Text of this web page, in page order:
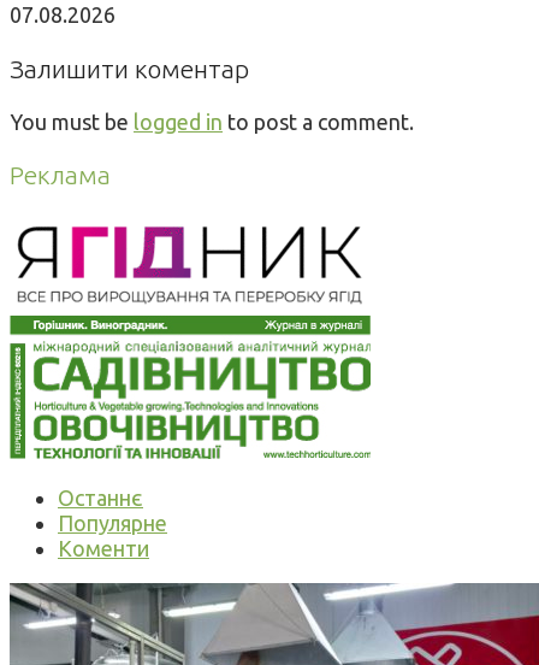
07.08.2026
Залишити коментар
You must be logged in to post a comment.
Реклама
Останнє
Популярне
Коменти